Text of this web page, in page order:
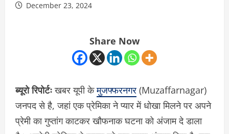
December 23, 2024
Share Now
ब्यूरो रिपोर्टःखबर यूपी केमुजफ्फरनगर (Muzaffarnagar)
जनपद से है, जहां एक प्रेमिका ने प्यार में धोखा मिलने पर अपने
प्रेमी का गुप्तांग काटकर खौफनाक घटना को अंजाम दे डाला